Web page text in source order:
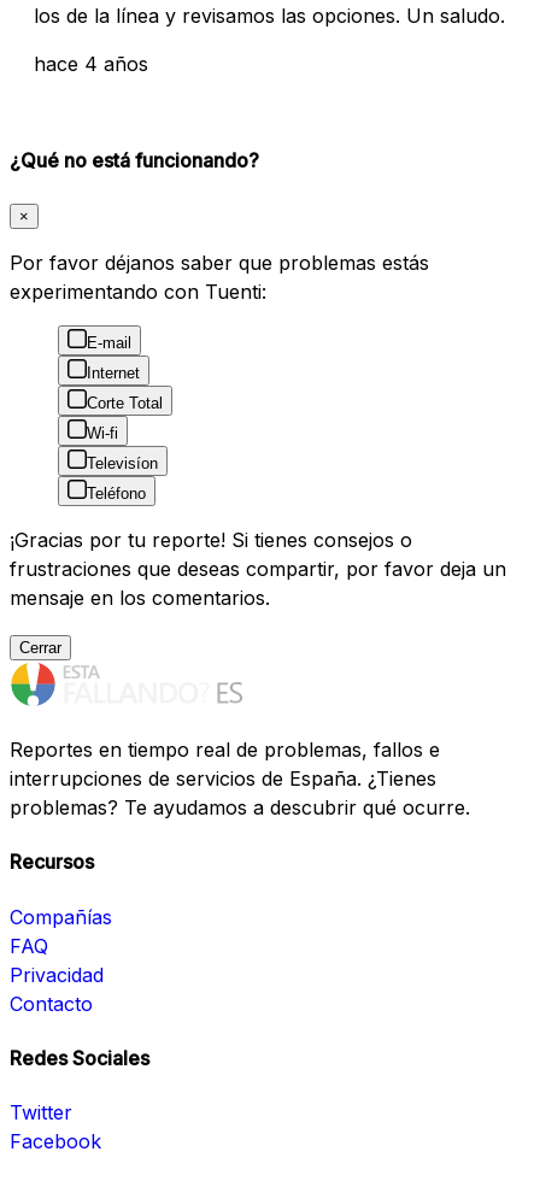
los de la línea y revisamos las opciones. Un saludo.
hace 4 años
¿Qué no está funcionando?
×
Por favor déjanos saber que problemas estás
experimentando con Tuenti:
E-mail
Internet
Corte Total
Wi-fi
Televisíon
Teléfono
¡Gracias por tu reporte! Si tienes consejos o
frustraciones que deseas compartir, por favor deja un
mensaje en los comentarios.
Cerrar
Reportes en tiempo real de problemas, fallos e
interrupciones de servicios de España. ¿Tienes
problemas? Te ayudamos a descubrir qué ocurre.
Recursos
Compañías
FAQ
Privacidad
Contacto
Redes Sociales
Twitter
Facebook